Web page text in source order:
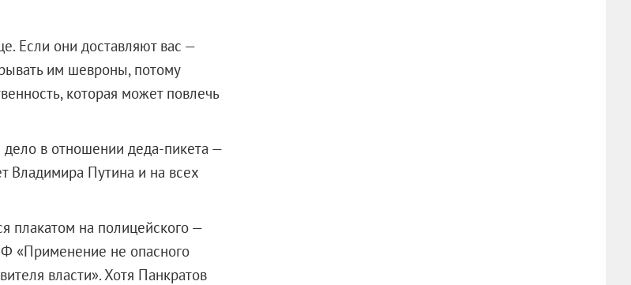
Если они доставляют вас —
им шевроны, потому
которая может повлечь
дело в отношении деда-пикета —
Владимира Путина и на всех
плакатом на полицейского —
«Применение не опасного
власти». Хотя Панкратов